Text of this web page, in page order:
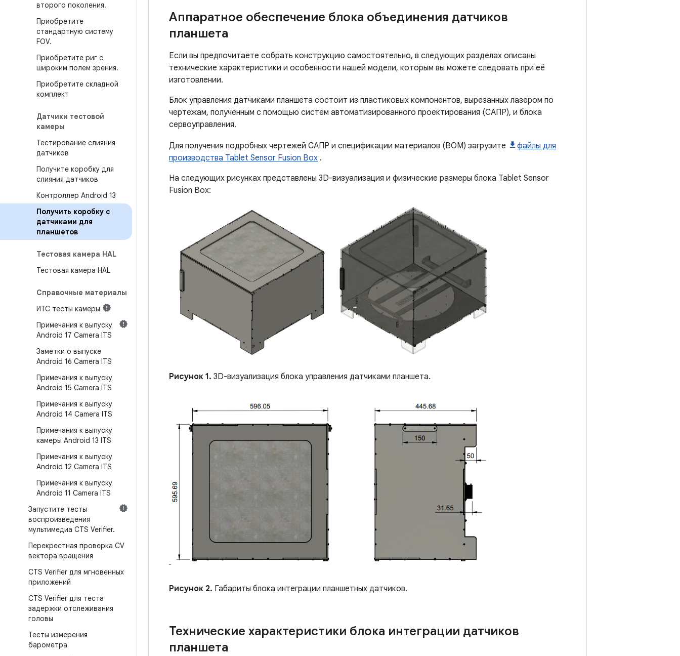
второго поколения.
Приобретите
стандартную систему
FOV.
Приобретите риг с
широким полем зрения.
Приобретите складной
комплект
Датчики тестовой
камеры
Тестирование слияния
датчиков
Получите коробку для
слияния датчиков
Контроллер Android 13
Получить коробку с
датчиками для
планшетов
Тестовая камера HAL
Тестовая камера HAL
Справочные материалы
ИТС тесты камеры
Примечания к выпуску
Android 17 Camera ITS
Заметки о выпуске
Android 16 Camera ITS
Примечания к выпуску
Android 15 Camera ITS
Примечания к выпуску
Android 14 Camera ITS
Примечания к выпуску
камеры Android 13 ITS
Примечания к выпуску
Android 12 Camera ITS
Примечания к выпуску
Android 11 Camera ITS
Запустите тесты
воспроизведения
мультимедиа CTS Verifier.
Перекрестная проверка CV
вектора вращения
CTS Verifier для мгновенных
приложений
CTS Verifier для теста
задержки отслеживания
головы
Тесты измерения
барометра
Аппаратное обеспечение блока объединения датчиков
планшета
Если вы предпочитаете собрать конструкцию самостоятельно, в следующих разделах описаны
технические характеристики и особенности нашей модели, которым вы можете следовать при её
изготовлении.
Блок управления датчиками планшета состоит из пластиковых компонентов, вырезанных лазером по
чертежам, полученным с помощью систем автоматизированного проектирования (САПР), и блока
сервоуправления.
Для получения подробных чертежей САПР и спецификации материалов (BOM) загрузите
файлы для
производства Tablet Sensor Fusion Box .
На следующих рисунках представлены 3D-визуализация и физические размеры блока Tablet Sensor
Fusion Box:
Рисунок 1. 3D-визуализация блока управления датчиками планшета.
Рисунок 2. Габариты блока интеграции планшетных датчиков.
Технические характеристики блока интеграции датчиков
планшета